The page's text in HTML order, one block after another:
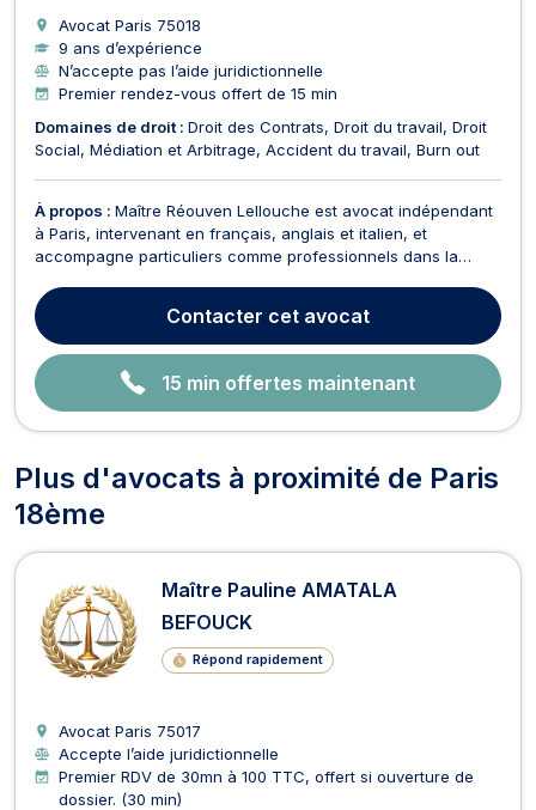
Avocat Paris 75018
9 ans d’expérience
N’accepte pas l’aide juridictionnelle
Premier rendez-vous offert de 15 min
Domaines de droit : Droit des Contrats Droit du travail Droit
Social Médiation et Arbitrage Accident du travail Burn out
À propos : Maître Réouven Lellouche est avocat indépendant
à Paris, intervenant en français, anglais et italien, et
accompagne particuliers comme professionnels dans la
droit du travail, droit social et droit des contrats. Il met un
point d’honneur à proposer des solutions...
Contacter cet avocat
15 min offertes maintenant
Plus d'avocats à proximité de Paris
18ème
Maître Pauline AMATALA
BEFOUCK
Répond rapidement
Avocat Paris 75017
Accepte l’aide juridictionnelle
Premier RDV de 30mn à 100 TTC, offert si ouverture de
dossier. (30 min)